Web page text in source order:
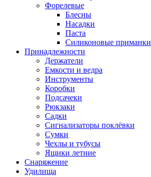
Форелевые
Блесны
Насадки
Паста
Силиконовые приманки
Принадлежности
Держатели
Емкости и ведра
Инструменты
Коробки
Подсачеки
Рюкзаки
Садки
Сигнализаторы поклёвки
Сумки
Чехлы и тубусы
Ящики летние
Снаряжение
Удилища